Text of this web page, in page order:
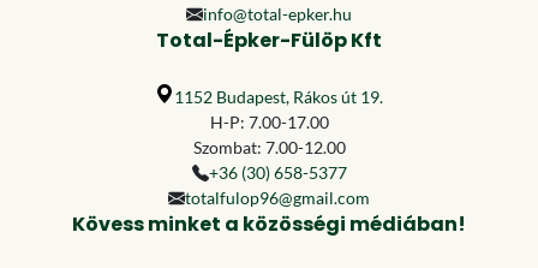
info@total-epker.hu
Total-Épker-Fülöp Kft
1152 Budapest, Rákos út 19.
H-P: 7.00-17.00
Szombat: 7.00-12.00
+36 (30) 658-5377
totalfulop96@gmail.com
Kövess minket a közösségi médiában!